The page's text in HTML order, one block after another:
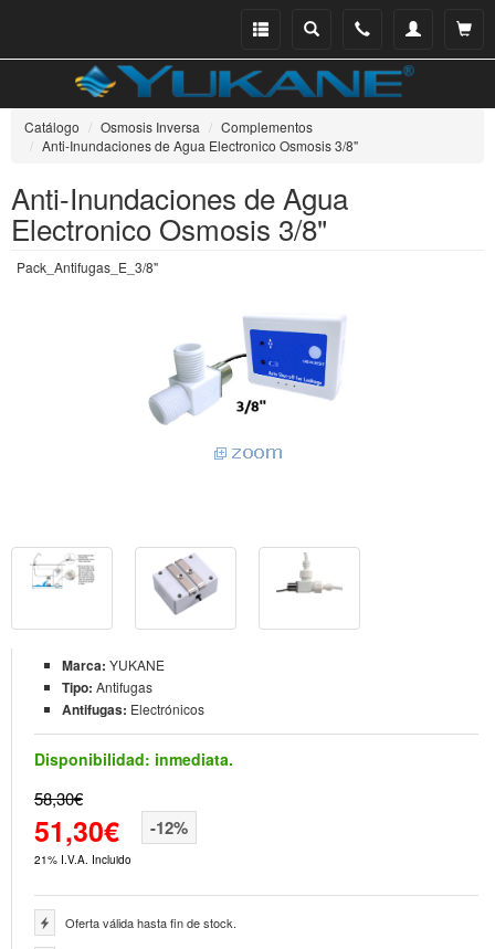
Ver
Mi
Teléfono
Buscar
Menu
Catálogo Osmosis Inversa
Complementos
Anti-Inundaciones de Agua Electronico Osmosis 3/8"
Anti-Inundaciones de Agua
Electronico Osmosis 3/8"
Pack_Antifugas_E_3/8"
Marca: YUKANE
Tipo: Antifugas
Antifugas: Electrónicos
Disponibilidad: inmediata.
58,30€
51,30€ -12%
21% I.V.A. Incluido
Oferta válida hasta fin de stock.